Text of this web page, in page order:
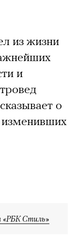
из жизни
и
о
изменивших
«РБК Стиль»